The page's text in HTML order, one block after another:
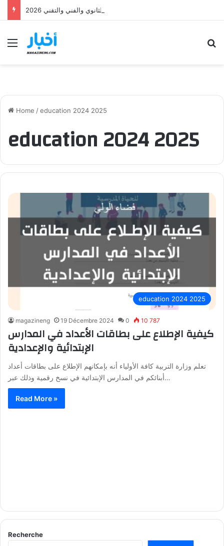
Menu
Home /education 2024 2025
education 2024 2025
education 2024 2025
magazineng 19 Décembre 2024 0 10 787
كيفية الإطلاع على بطاقات الأعداد في المدارس
الإبتدائية والإعدادية
تعلم وزارة التربية كافة الأولياء أنه بإمكانهم الإطلاع على بطاقات أعداد
أبنائكم في المدارس الإبتدائية في نسخ رقمية وذلك عبر…
Read More »
Recherche